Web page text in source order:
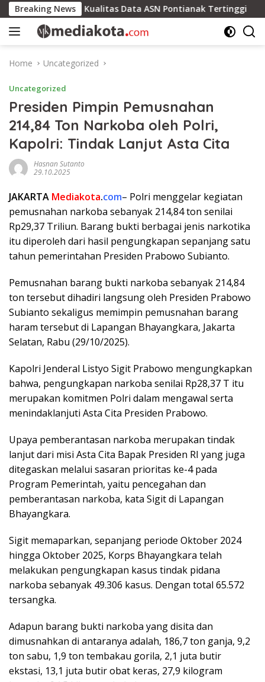
Skip
to
content
Breaking NewsKualitas Data ASN Pontianak Tertinggi
Home Uncategorized
Uncategorized
Presiden Pimpin Pemusnahan
214,84 Ton Narkoba oleh Polri,
Kapolri: Tindak Lanjut Asta Cita
Hasnan Sutanto
29.10.2025
JAKARTA Mediakota.com– Polri menggelar kegiatan
pemusnahan narkoba sebanyak 214,84 ton senilai
Rp29,37 Triliun. Barang bukti berbagai jenis narkotika
itu diperoleh dari hasil pengungkapan sepanjang satu
tahun pemerintahan Presiden Prabowo Subianto.
Pemusnahan barang bukti narkoba sebanyak 214,84
ton tersebut dihadiri langsung oleh Presiden Prabowo
Subianto sekaligus memimpin pemusnahan barang
haram tersebut di Lapangan Bhayangkara, Jakarta
Selatan, Rabu (29/10/2025).
Kapolri Jenderal Listyo Sigit Prabowo mengungkapkan
bahwa, pengungkapan narkoba senilai Rp28,37 T itu
merupakan komitmen Polri dalam mengawal serta
menindaklanjuti Asta Cita Presiden Prabowo.
Upaya pemberantasan narkoba merupakan tindak
lanjut dari misi Asta Cita Bapak Presiden RI yang juga
ditegaskan melalui sasaran prioritas ke-4 pada
Program Pemerintah, yaitu pencegahan dan
pemberantasan narkoba, kata Sigit di Lapangan
Bhayangkara.
Sigit memaparkan, sepanjang periode Oktober 2024
hingga Oktober 2025, Korps Bhayangkara telah
melakukan pengungkapan kasus tindak pidana
narkoba sebanyak 49.306 kasus. Dengan total 65.572
tersangka.
Adapun barang bukti narkoba yang disita dan
dimusnahkan di antaranya adalah, 186,7 ton ganja, 9,2
ton sabu, 1,9 ton tembakau gorila, 2,1 juta butir
ekstasi, 13,1 juta butir obat keras, 27,9 kilogram